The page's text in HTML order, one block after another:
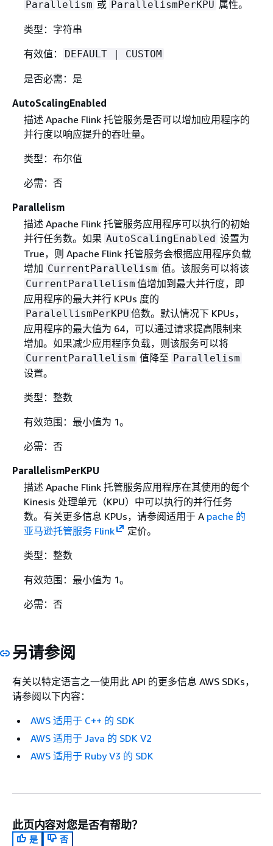
Parallelism 或 ParallelismPerKPU 属性。
类型：字符串
有效值：
DEFAULT | CUSTOM
是否必需：是
AutoScalingEnabled
描述 Apache Flink 托管服务是否可以增加应用程序的
并行度以响应提升的吞吐量。
类型：布尔值
必需：否
Parallelism
描述 Apache Flink 托管服务应用程序可以执行的初始
并行任务数。如果 AutoScalingEnabled 设置为
True，则 Apache Flink 托管服务会根据应用程序负载
增加 CurrentParallelism 值。该服务可以将该
CurrentParallelism 值增加到最大并行度，即
应用程序的最大并行 KPUs 度的
ParalellismPerKPU 倍数。默认情况下 KPUs，
应用程序的最大值为 64，可以通过请求提高限制来
增加。如果减少应用程序负载，则该服务可以将
CurrentParallelism 值降至 Parallelism
设置。
类型：整数
有效范围：最小值为 1。
必需：否
ParallelismPerKPU
描述 Apache Flink 托管服务应用程序在其使用的每个
Kinesis 处理单元（KPU）中可以执行的并行任务
数。有关更多信息 KPUs，请参阅适用于 A pache 的
亚马逊托管服务 Flink
定价。
类型：整数
有效范围：最小值为 1。
必需：否
另请参阅
有关以特定语言之一使用此 API 的更多信息 AWS SDKs，
请参阅以下内容：
AWS 适用于 C++ 的 SDK
AWS 适用于 Java 的 SDK V2
AWS 适用于 Ruby V3 的 SDK
此页内容对您是否有帮助？
是 否